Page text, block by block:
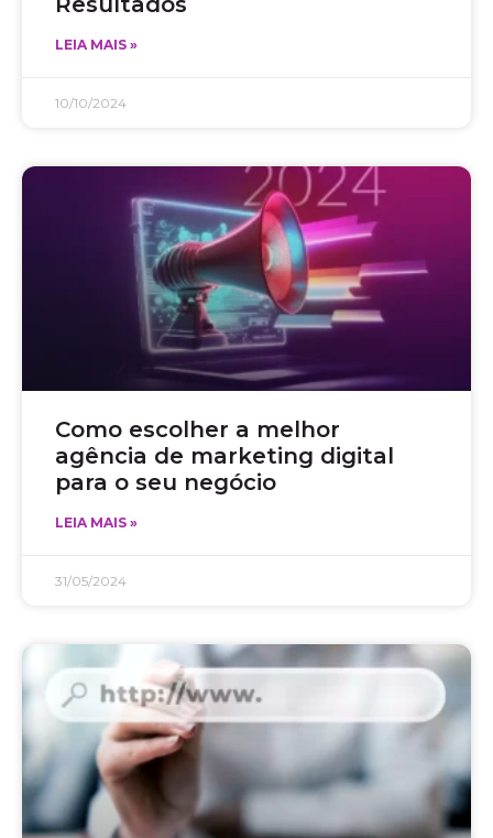
LEIA MAIS »
10/10/2024
Como escolher a melhor
agência de marketing digital
para o seu negócio
LEIA MAIS »
31/05/2024